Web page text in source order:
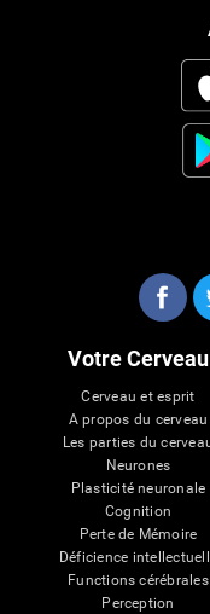
Votre Cerveau
Cerveau et esprit
A propos du cerveau
Les parties du
Neurones
Plasticité neuronale
Cognition
Perte de Mémoire
Déficience
Functions cérébrales
Perception